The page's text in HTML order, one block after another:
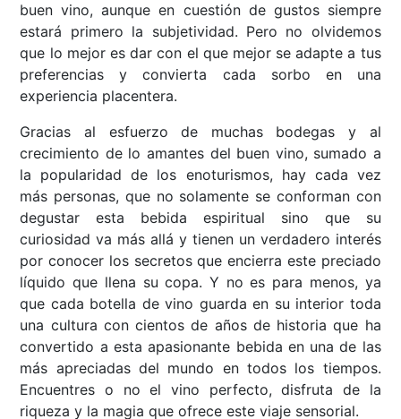
buen vino, aunque en cuestión de gustos siempre
estará primero la subjetividad. Pero no olvidemos
que lo mejor es dar con el que mejor se adapte a tus
preferencias y convierta cada sorbo en una
experiencia placentera.
Gracias al esfuerzo de muchas bodegas y al
crecimiento de lo amantes del buen vino, sumado a
la popularidad de los enoturismos, hay cada vez
más personas, que no solamente se conforman con
degustar esta bebida espiritual sino que su
curiosidad va más allá y tienen un verdadero interés
por conocer los secretos que encierra este preciado
líquido que llena su copa. Y no es para menos, ya
que cada botella de vino guarda en su interior toda
una cultura con cientos de años de historia que ha
convertido a esta apasionante bebida en una de las
más apreciadas del mundo en todos los tiempos.
Encuentres o no el vino perfecto, disfruta de la
riqueza y la magia que ofrece este viaje sensorial.